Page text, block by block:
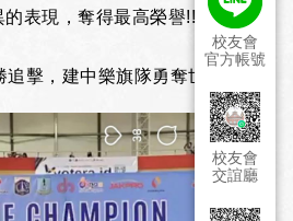
校友會
官方帳號
校友會
交誼廳
表現，奪得最高榮譽!!
擊，建中樂旗隊勇奪世界冠軍!!